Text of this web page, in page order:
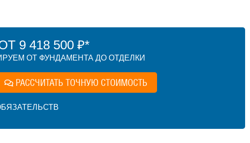
9 418 500 ₽*
ОТ ФУНДАМЕНТА ДО ОТДЕЛКИ
РАССЧИТАТЬ ТОЧНУЮ СТОИМОСТЬ